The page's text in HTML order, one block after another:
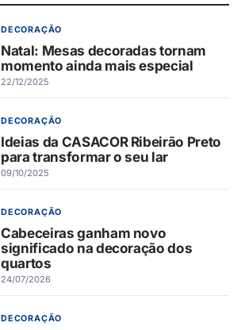
DECORAÇÃO
Natal: Mesas decoradas tornam
momento ainda mais especial
22/12/2025
DECORAÇÃO
Ideias da CASACOR Ribeirão Preto
para transformar o seu lar
09/10/2025
DECORAÇÃO
Cabeceiras ganham novo
significado na decoração dos
quartos
24/07/2026
DECORAÇÃO